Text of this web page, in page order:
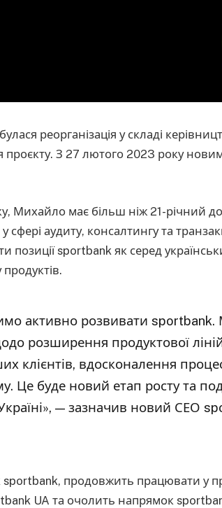
реорганізація у складі
З 27 лютого 2023 року
Михайло має більш ніж 21-річний
сфері аудиту, консалтингу та
позиції sportbank як серед
активно розвивати
розширення продуктової
клієнтів, вдосконалення
Це буде новий етап росту та
— зазначив новий СЕО
продовжить працювати у
UA та очолить напрямок